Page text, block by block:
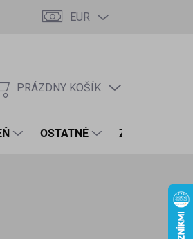
EUR
NÁKUPNÝ
PRÁZDNY KOŠÍK
OSTATNÉ ZNAČKY